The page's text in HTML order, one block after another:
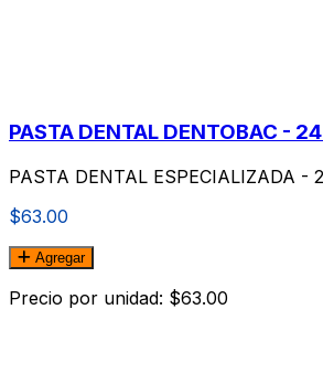
PASTA DENTAL DENTOBAC -
PASTA DENTAL ESPECIALIZADA -
$63.00
Agregar
Precio por unidad: $63.00